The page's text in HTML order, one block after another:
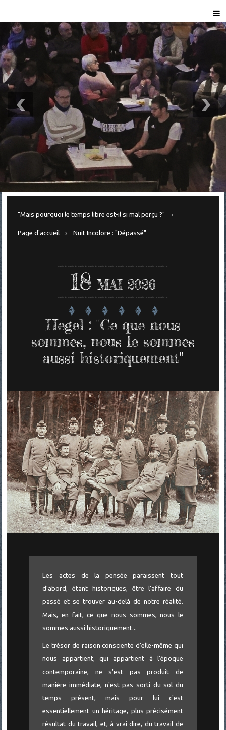
"Mais pourquoi le temps libre est-il si mal perçu ?"
Page d'accueil Nuit Incolore : "Dépassé"
18 MAI 2026
Hegel : "Ce que nous
sommes, nous le sommes
aussi historiquement"
Les actes de la pensée paraissent tout
d'abord, étant historiques, être l'affaire du
passé et se trouver au-delà de notre réalité.
Mais, en fait, ce que nous sommes, nous le
sommes aussi historiquement...
Le trésor de raison consciente d'elle-même qui
nous appartient, qui appartient à l'époque
contemporaine, ne s'est pas produit de
manière immédiate, n'est pas sorti du sol du
temps présent, mais pour lui c'est
essentiellement un héritage, plus précisément
résultat du travail, et, à vrai dire, du travail de